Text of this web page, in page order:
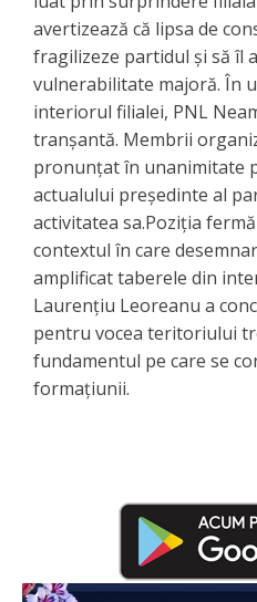
avertizează că lipsa de
fragilizeze partidul și să îl
vulnerabilitate majoră. În
interiorul filialei, PNL
tranșantă. Membrii
pronunțat în unanimitate
actualului președinte al
activitatea sa.Poziția
contextul în care
amplificat taberele din
Laurențiu Leoreanu a
pentru vocea teritoriului
fundamentul pe care se
formațiunii.